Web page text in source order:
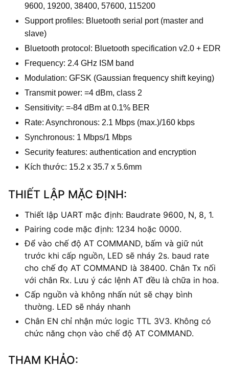
9600, 19200, 38400, 57600, 115200
Support profiles: Bluetooth serial port (master and
slave)
Bluetooth protocol: Bluetooth specification v2.0 + EDR
Frequency: 2.4 GHz ISM band
Modulation: GFSK (Gaussian frequency shift keying)
Transmit power: =4 dBm, class 2
Sensitivity: =-84 dBm at 0.1% BER
Rate: Asynchronous: 2.1 Mbps (max.)/160 kbps
Synchronous: 1 Mbps/1 Mbps
Security features: authentication and encryption
Kích thước: 15.2 x 35.7 x 5.6mm
THIẾT LẬP MẶC ĐỊNH:
Thiết lập UART mặc định: Baudrate 9600, N, 8, 1.
Pairing code mặc định: 1234 hoặc 0000.
Để vào chế độ AT COMMAND, bấm và giữ nút
trước khi cấp nguồn, LED sẽ nháy 2s. baud rate
cho chế đọ AT COMMAND là 38400. Chân Tx nối
với chân Rx. Lưu ý các lệnh AT đều là chữa in hoa.
Cấp nguồn và không nhấn nút sẽ chạy bình
thường. LED sẽ nháy nhanh
Chân EN chỉ nhận mức logic TTL 3V3. Không có
chức năng chọn vào chế độ AT COMMAND.
THAM KHẢO: